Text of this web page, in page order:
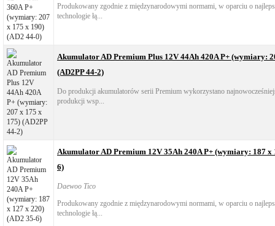
Produkowany zgodnie z międzynarodowymi normami, w oparciu o
technologie łą...
Akumulator AD Premium Plus 12V 44Ah 420A P+ (wymiary:
(AD2PP 44-2)
Do produkcji akumulatorów serii Premium wykorzystano
produkcji wsp...
Akumulator AD Premium 12V 35Ah 240A P+ (wymiary: 187 x
6)
Daewoo Tico
Produkowany zgodnie z międzynarodowymi normami, w oparciu o
technologie łą...